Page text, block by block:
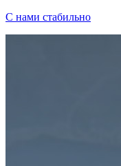
С нами стабильно